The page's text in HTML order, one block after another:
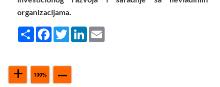
organizacijama.
Share FacebookTwitterLinkedIn